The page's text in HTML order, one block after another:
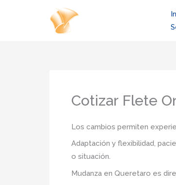
Cotizar Flete
Los cambios permiten
Adaptación y flexibilidad,
o situación.
Mudanza en Queretaro es